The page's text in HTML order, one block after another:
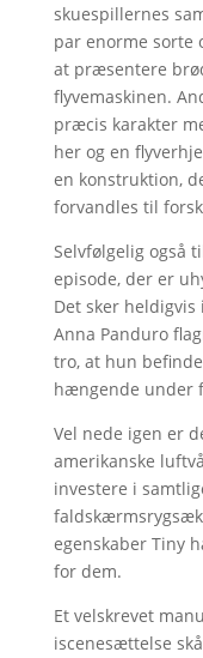
skuespillernes
par enorme
at præsentere
flyvemaskinen.
præcis karakter
her og en
en konstruktion,
forvandles til
Selvfølgelig også
episode, der er
Det sker
Anna Panduro
tro, at hun
hængende under
Vel nede igen er
amerikanske
investere i
egenskaber Tiny
for dem.
Et velskrevet
iscenesættelse